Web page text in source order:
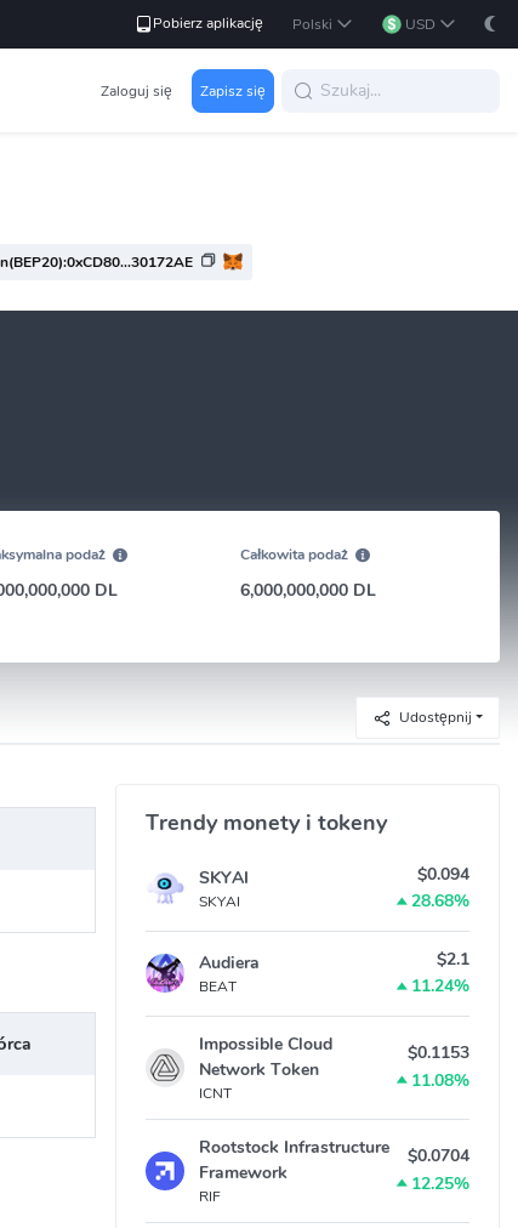
Pobierz aplikację Polski USD
Zaloguj się Zapisz się
podaż
DL
Całkowita podaż
6,000,000,000 DL
Udostępnij
Trendy monety i tokeny
SKYAI
SKYAI
$0.094
28.68%
Audiera
BEAT
$2.1
11.24%
Impossible Cloud
Network Token
ICNT
$0.1153
11.08%
Rootstock Infrastructure
Framework
RIF
$0.0704
12.25%